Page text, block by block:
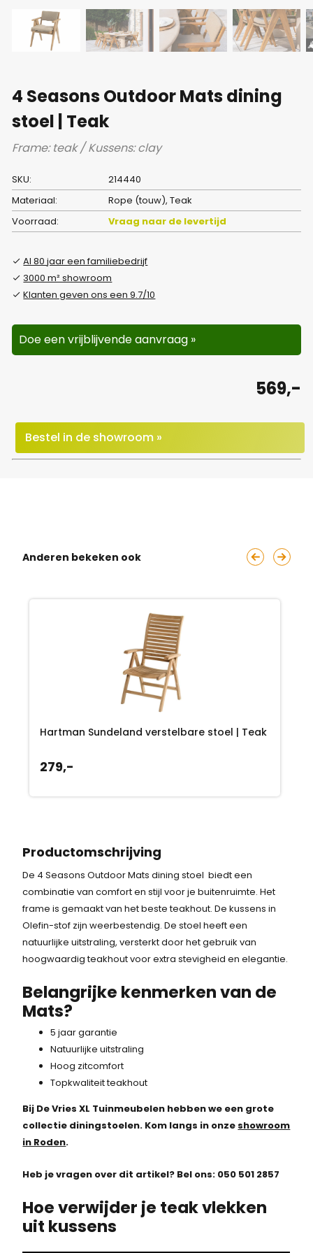
4 Seasons Outdoor Mats dining
stoel | Teak
Frame: teak / Kussens: clay
SKU:
214440
Materiaal:
Rope (touw), Teak
Voorraad:
Vraag naar de levertijd
Al 80 jaar een familiebedrijf
3000 m² showroom
Klanten geven ons een 9.7/10
Doe een vrijblijvende aanvraag »
569,-
Bestel in de showroom »
Anderen bekeken ook
Hartman Sundeland verstelbare stoel | Teak
279,-
Productomschrijving
De 4 Seasons Outdoor Mats dining stoel biedt een
combinatie van comfort en stijl voor je buitenruimte. Het
frame is gemaakt van het beste teakhout. De kussens in
Olefin-stof zijn weerbestendig. De stoel heeft een
natuurlijke uitstraling, versterkt door het gebruik van
hoogwaardig teakhout voor extra stevigheid en elegantie.
Belangrijke kenmerken van de
Mats?
5 jaar garantie
Natuurlijke uitstraling
Hoog zitcomfort
Topkwaliteit teakhout
Bij De Vries XL Tuinmeubelen hebben we een grote
collectie diningstoelen. Kom langs in onze showroom
in Roden.
Heb je vragen over dit artikel? Bel ons: 050 501 2857
Hoe verwijder je teak vlekken
uit kussens